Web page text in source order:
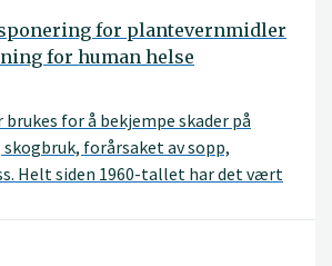
for plantevernmidler
for human helse
for å bekjempe skader på
forårsaket av sopp,
Helt siden 1960-tallet har det vært
ha på miljøet og menneskers
klororganiske plantevernmidler